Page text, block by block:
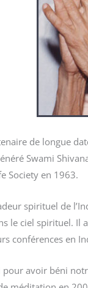
de longue
Swami
Society en 1963.
spirituel de
le ciel spirituel.
conférences en
avoir béni